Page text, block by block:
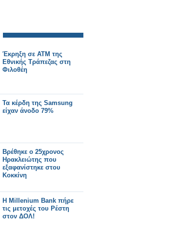
Έκρηξη σε ΑΤΜ της
Εθνικής Τράπεζας στη
Φιλοθέη
Τα κέρδη της Samsung
είχαν άνοδο 79%
Βρέθηκε ο 25χρονος
Ηρακλειώτης που
εξαφανίστηκε στου
Κοκκίνη
H Millenium Bank πήρε
τις μετοχές του Ρέστη
στον ΔΟΛ!